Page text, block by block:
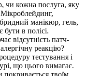
чи кожна послуга, яку
манікюр, гель,
в полісі.
відсутність патч-
реакцію?
тестування і
що цього вимагає.